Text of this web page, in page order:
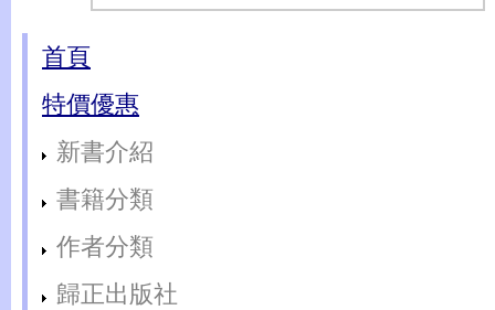
首頁
特價優惠
新書介紹
書籍分類
作者分類
歸正出版社